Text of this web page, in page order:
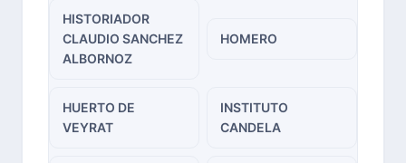
HISTORIADOR
CLAUDIO SANCHEZ
ALBORNOZ
HOMERO
HUERTO DE
VEYRAT
INSTITUTO
CANDELA